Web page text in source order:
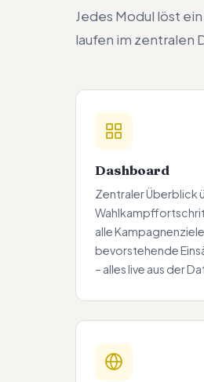
Jedes Modul löst
laufen im zentralen
Dashboard
Zentraler Überblick
alle
bevorstehende
– alles live aus der